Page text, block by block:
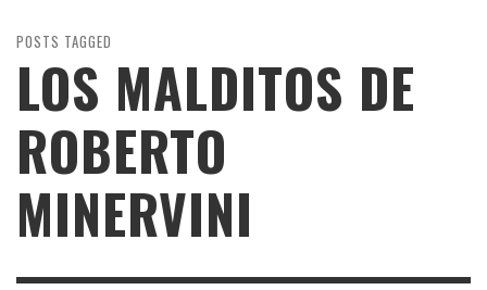
POSTS TAGGED
LOS MALDITOS DE
ROBERTO
MINERVINI